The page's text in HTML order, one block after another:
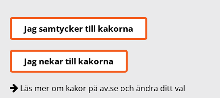
Jag samtycker till kakorna
Jag nekar till kakorna
Läs mer om kakor på av.se och ändra ditt val